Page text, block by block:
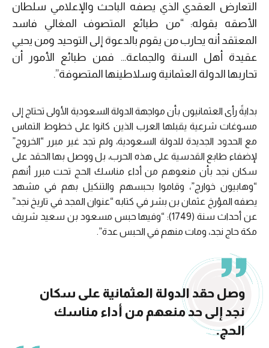
التعارض العقدي الذي يصفه الباحث والإعلامي سلطان
الأصقه بقوله: “من طبائع المتصوف المغالي فاسد
المعتقد أنه يحارب من يقوم بالدعوة إلى التوحيد ومن يحيي
عقيدة أهل السنة والجماعة… فمن طبائع الأمور أن
تحاربها الدولة العثمانية وسلاطينها المتصوفة”.
بدايةً رأى العثمانيون بأن مواجهة الدولة السعودية الأولى تحتاج إلى
مسوغات شرعية يقبلها العرب الذين كانوا على خطوط التماس
مع الحدود الجديدة للدولة السعودية، ولم تجد غير مبرر “الخروج”
لإضفاء طابع القدسية على هذه الحرب، بل ووصل بها الحقد على
سكان نجد بأن منعوهم من أداء مناسك الحج تحت مبرر أنهم
“وهابيون خوارج”، وقاموا بحبسهم والتنكيل بهم في مشهد
يصفه المؤرخ عثمان بن بشر في كتابه “عنوان المجد في تاريخ نجد”
عن أحداث سنة (1749): “وفيها حبس مسعود بن سعيد شريف
مكة حاج نجد، ومات منهم في الحبس عدة”.
وصل حقد الدولة العثمانية على سكان
نجد إلى حد منعهم من أداء مناسك
الحج.